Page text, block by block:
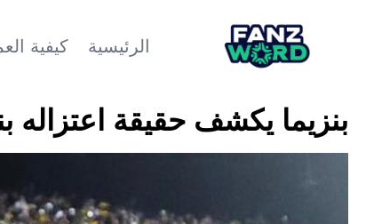
الرئيسية كيفية
بنزيما يكشف حقيقة اعتزاله